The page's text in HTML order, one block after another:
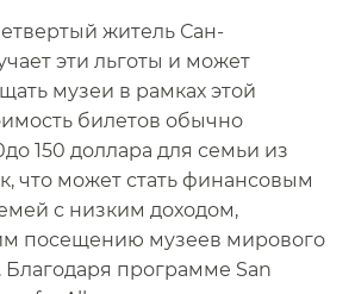
житель Сан-
эти льготы и может
музеи в рамках этой
билетов обычно
150 доллара для семьи из
что может стать финансовым
с низким доходом,
посещению музеев мирового
Благодаря программе San